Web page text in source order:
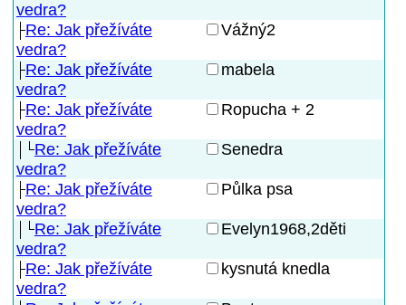
vedra?
Re: Jak přežíváte
vedra?
Vážný2
Re: Jak přežíváte
vedra?
mabela
Re: Jak přežíváte
vedra?
Ropucha + 2
Re: Jak přežíváte
vedra?
Senedra
Re: Jak přežíváte
vedra?
Půlka psa
Re: Jak přežíváte
vedra?
Evelyn1968,2děti
Re: Jak přežíváte
vedra?
kysnutá knedla